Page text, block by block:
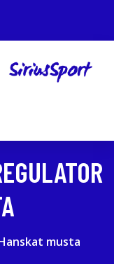
musta